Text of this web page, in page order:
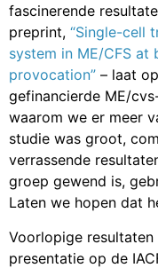
fascinerende
preprint, “Single-cell
system in ME/CFS
provocation” – laat
gefinancierde ME/
waarom we er meer
studie was groot,
verrassende
groep gewend is,
Laten we hopen dat
Voorlopige
presentatie op de